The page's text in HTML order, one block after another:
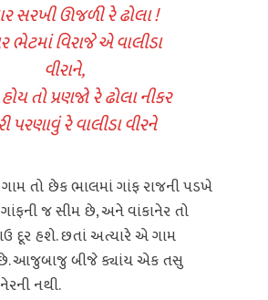
સરખી ઊજળી રે ઢોલા !
ભેટમાં વિરાજે એ વાલીડા
વીરાને,
તો પ્રણજો રે ઢોલા નીકર
પરણાવું રે વાલીડા વીરને
તો છેક ભાલમાં ગાંફ રાજની પડખે
જ સીમ છે, અને વાંકાનેર તો
દૂર હશે. છતાં અત્યારે એ ગામ
છે. આજુબાજુ બીજે ક્યાંય એક તસુ
નથી.